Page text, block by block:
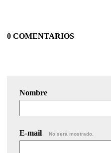
0 COMENTARIOS
Nombre
E-mail No será mostrado.